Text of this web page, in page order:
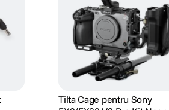
Tilta Cage pentru Sony